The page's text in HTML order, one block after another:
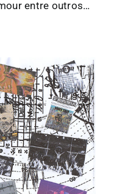
entre outros…